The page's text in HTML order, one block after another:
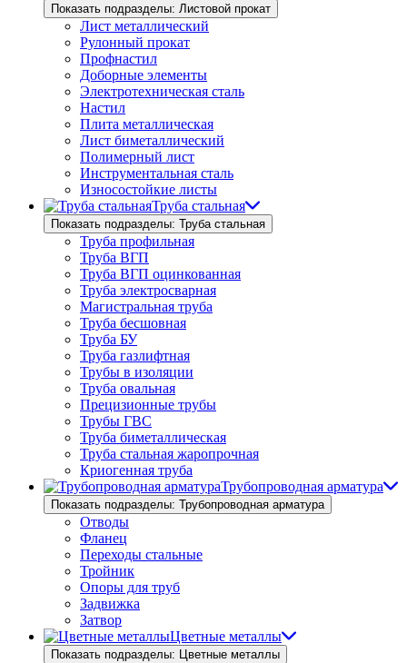
Показать подразделы: Листовой прокат
Лист металлический
Рулонный прокат
Профнастил
Доборные элементы
Электротехническая сталь
Настил
Плита металлическая
Лист биметаллический
Полимерный лист
Инструментальная сталь
Износостойкие листы
Труба стальная
Показать подразделы: Труба стальная
Труба профильная
Труба ВГП
Труба ВГП оцинкованная
Труба электросварная
Магистральная труба
Труба бесшовная
Труба БУ
Труба газлифтная
Трубы в изоляции
Труба овальная
Прецизионные трубы
Трубы ГВС
Труба биметаллическая
Труба стальная жаропрочная
Криогенная труба
Трубопроводная арматура
Показать подразделы: Трубопроводная арматура
Отводы
Фланец
Переходы стальные
Тройник
Опоры для труб
Задвижка
Затвор
Цветные металлы
Показать подразделы: Цветные металлы